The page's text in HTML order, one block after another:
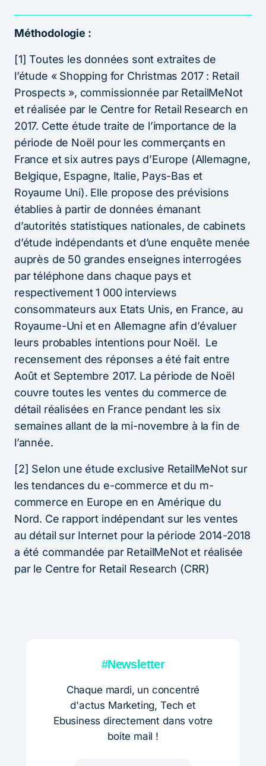
Méthodologie :
[1] Toutes les données sont extraites de
l’étude « Shopping for Christmas 2017 : Retail
Prospects », commissionnée par RetailMeNot
et réalisée par le Centre for Retail Research en
2017. Cette étude traite de l’importance de la
période de Noël pour les commerçants en
France et six autres pays d’Europe (Allemagne,
Belgique, Espagne, Italie, Pays-Bas et
Royaume Uni). Elle propose des prévisions
établies à partir de données émanant
d’autorités statistiques nationales, de cabinets
d’étude indépendants et d’une enquête menée
auprès de 50 grandes enseignes interrogées
par téléphone dans chaque pays et
respectivement 1 000 interviews
consommateurs aux Etats Unis, en France, au
Royaume-Uni et en Allemagne afin d’évaluer
leurs probables intentions pour Noël. Le
recensement des réponses a été fait entre
Août et Septembre 2017. La période de Noël
couvre toutes les ventes du commerce de
détail réalisées en France pendant les six
semaines allant de la mi-novembre à la fin de
l’année.
[2] Selon une étude exclusive RetailMeNot sur
les tendances du e-commerce et du m-
commerce en Europe en en Amérique du
Nord. Ce rapport indépendant sur les ventes
au détail sur Internet pour la période 2014-2018
a été commandée par RetailMeNot et réalisée
par le Centre for Retail Research (CRR)
#Newsletter
Chaque mardi, un concentré
d'actus Marketing, Tech et
Ebusiness directement dans votre
boite mail !